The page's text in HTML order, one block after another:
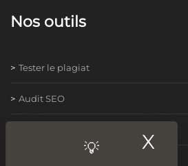
Nos outils
Tester le plagiat
Audit SEO
X